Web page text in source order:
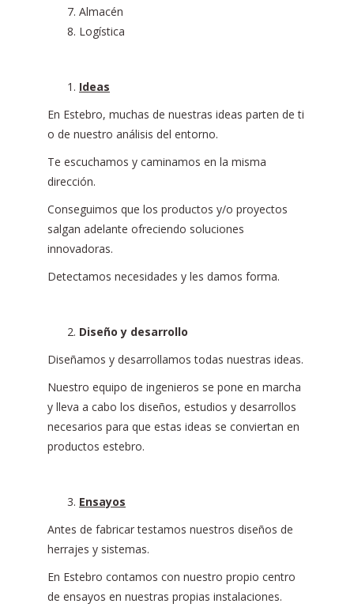
Almacén
Logística
Ideas
En Estebro, muchas de nuestras ideas parten de ti
o de nuestro análisis del entorno.
Te escuchamos y caminamos en la misma
dirección.
Conseguimos que los productos y/o proyectos
salgan adelante ofreciendo soluciones
innovadoras.
Detectamos necesidades y les damos forma.
Diseño y desarrollo
Diseñamos y desarrollamos todas nuestras ideas.
Nuestro equipo de ingenieros se pone en marcha
y lleva a cabo los diseños, estudios y desarrollos
necesarios para que estas ideas se conviertan en
productos estebro.
Ensayos
Antes de fabricar testamos nuestros diseños de
herrajes y sistemas.
En Estebro contamos con nuestro propio centro
de ensayos en nuestras propias instalaciones.